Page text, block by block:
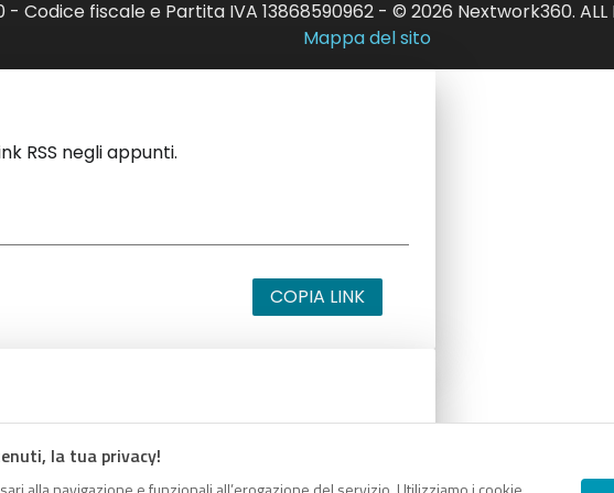
la tua privacy!
Codice fiscale e Partita IVA 13868590962 - © 2026 Nextwork360. ALL
Mappa del sito
RSS negli appunti.
COPIA LINK
RSS negli appunti.